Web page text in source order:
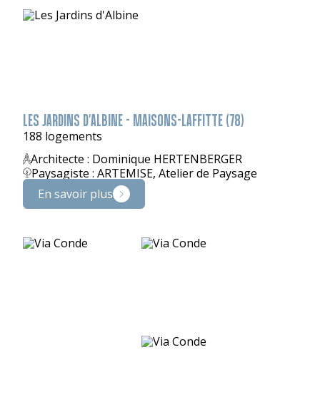
LES JARDINS D'ALBINE - MAISONS-LAFFITTE (78)
188 logements
Architecte : Dominique HERTENBERGER
Paysagiste : ARTEMISE, Atelier de Paysage
En savoir plus